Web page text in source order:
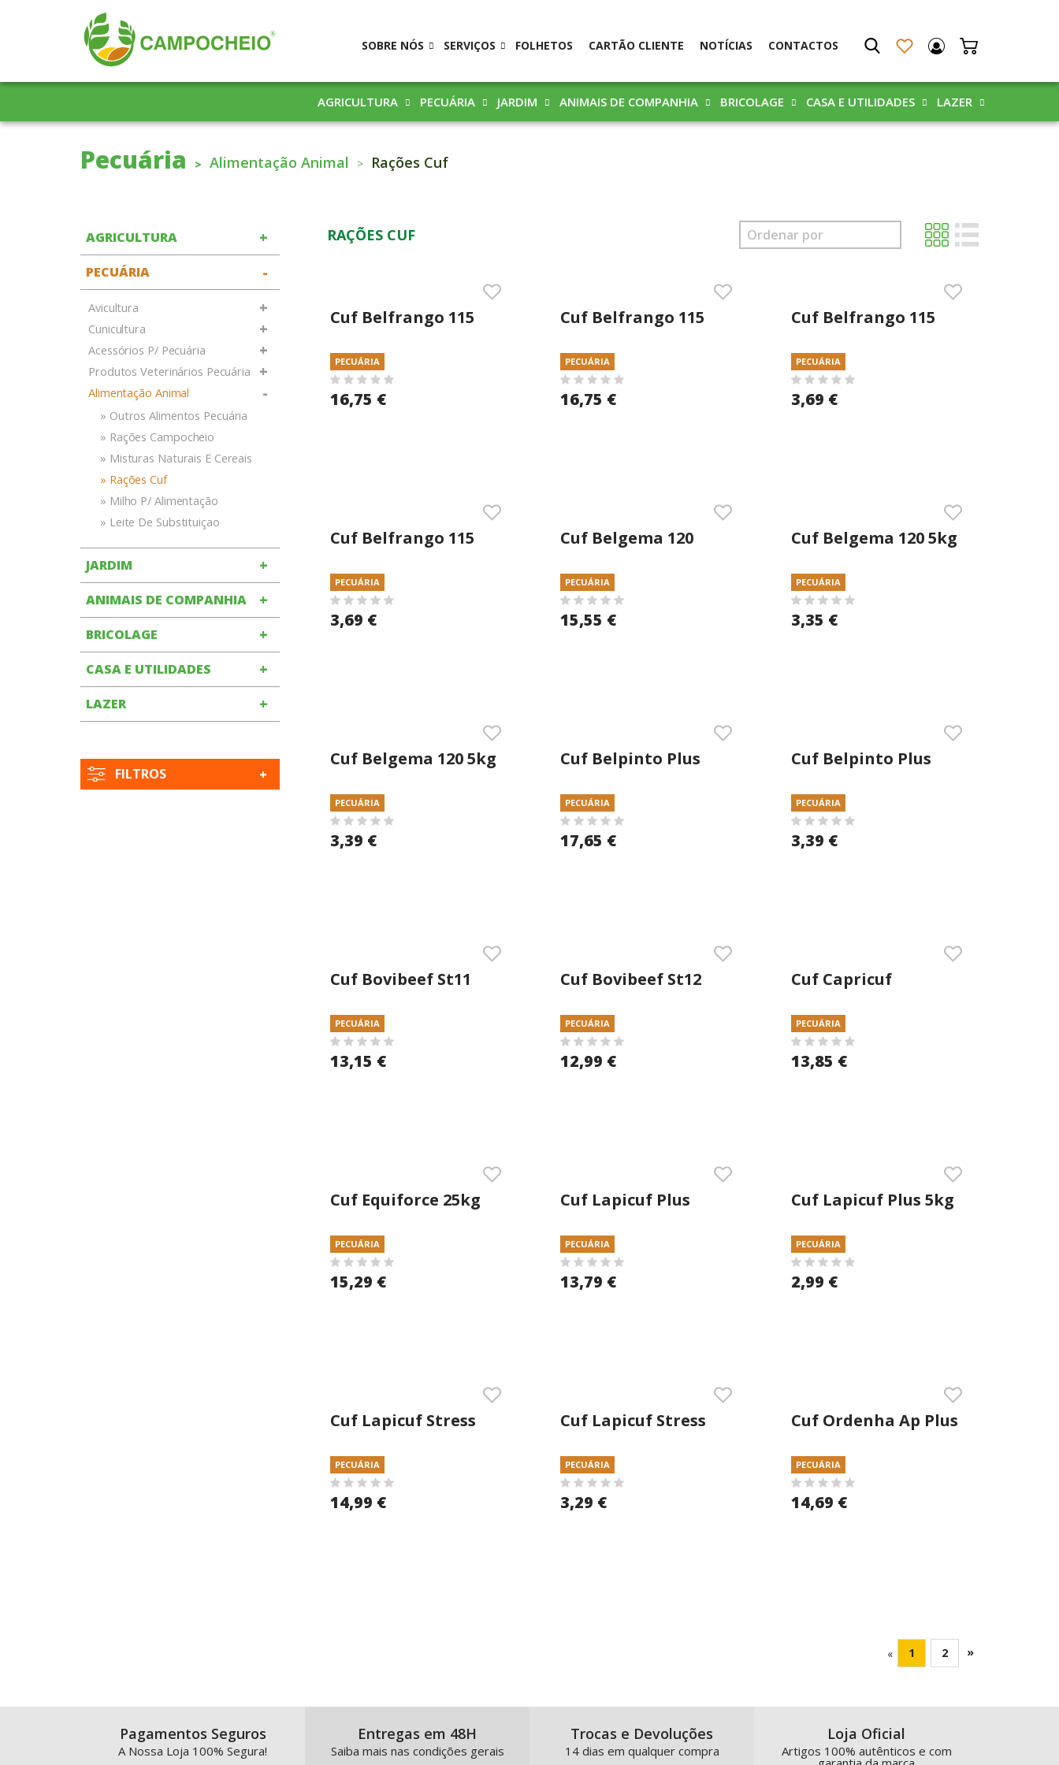
SOBRE NÓS SERVIÇOS FOLHETOS CARTÃO CLIENTE NOTÍCIAS CONTACTOS
AGRICULTURA PECUÁRIA JARDIM ANIMAIS DE COMPANHIA BRICOLAGE CASA E UTILIDADES LAZER
Pecuária Alimentação Animal Rações Cuf
AGRICULTURA +
PECUÁRIA -
Avicultura +
Cunicultura +
Acessórios P/ Pecuária +
Produtos Veterinários Pecuária +
Alimentação Animal -
» Outros Alimentos Pecuária
» Rações Campocheio
» Misturas Naturais E Cereais
» Rações Cuf
» Milho P/ Alimentação
» Leite De Substituiçao
JARDIM +
ANIMAIS DE COMPANHIA +
BRICOLAGE +
CASA E UTILIDADES +
LAZER +
FILTROS
RAÇÕES CUF
Cuf Belfrango 115
PECUÁRIA
16,75 €
Cuf Belfrango 115
PECUÁRIA
16,75 €
Cuf Belfrango 115
PECUÁRIA
3,69 €
Cuf Belfrango 115
PECUÁRIA
3,69 €
Cuf Belgema 120
PECUÁRIA
15,55 €
Cuf Belgema 120 5kg
PECUÁRIA
3,35 €
Cuf Belgema 120 5kg
PECUÁRIA
3,39 €
Cuf Belpinto Plus
PECUÁRIA
17,65 €
Cuf Belpinto Plus
PECUÁRIA
3,39 €
Cuf Bovibeef St11
PECUÁRIA
13,15 €
Cuf Bovibeef St12
PECUÁRIA
12,99 €
Cuf Capricuf
Granulado
PECUÁRIA
13,85 €
Cuf Equiforce 25kg
PECUÁRIA
15,29 €
Cuf Lapicuf Plus
PECUÁRIA
13,79 €
Cuf Lapicuf Plus 5kg
PECUÁRIA
2,99 €
Cuf Lapicuf Stress
PECUÁRIA
14,99 €
Cuf Lapicuf Stress
PECUÁRIA
3,29 €
Cuf Ordenha Ap Plus
PECUÁRIA
14,69 €
« 1 2 »
Pagamentos Seguros
A Nossa Loja 100% Segura!
Entregas em 48H
Saiba mais nas condições gerais
Trocas e Devoluções
14 dias em qualquer compra
Loja Oficial
Artigos 100% autênticos e com